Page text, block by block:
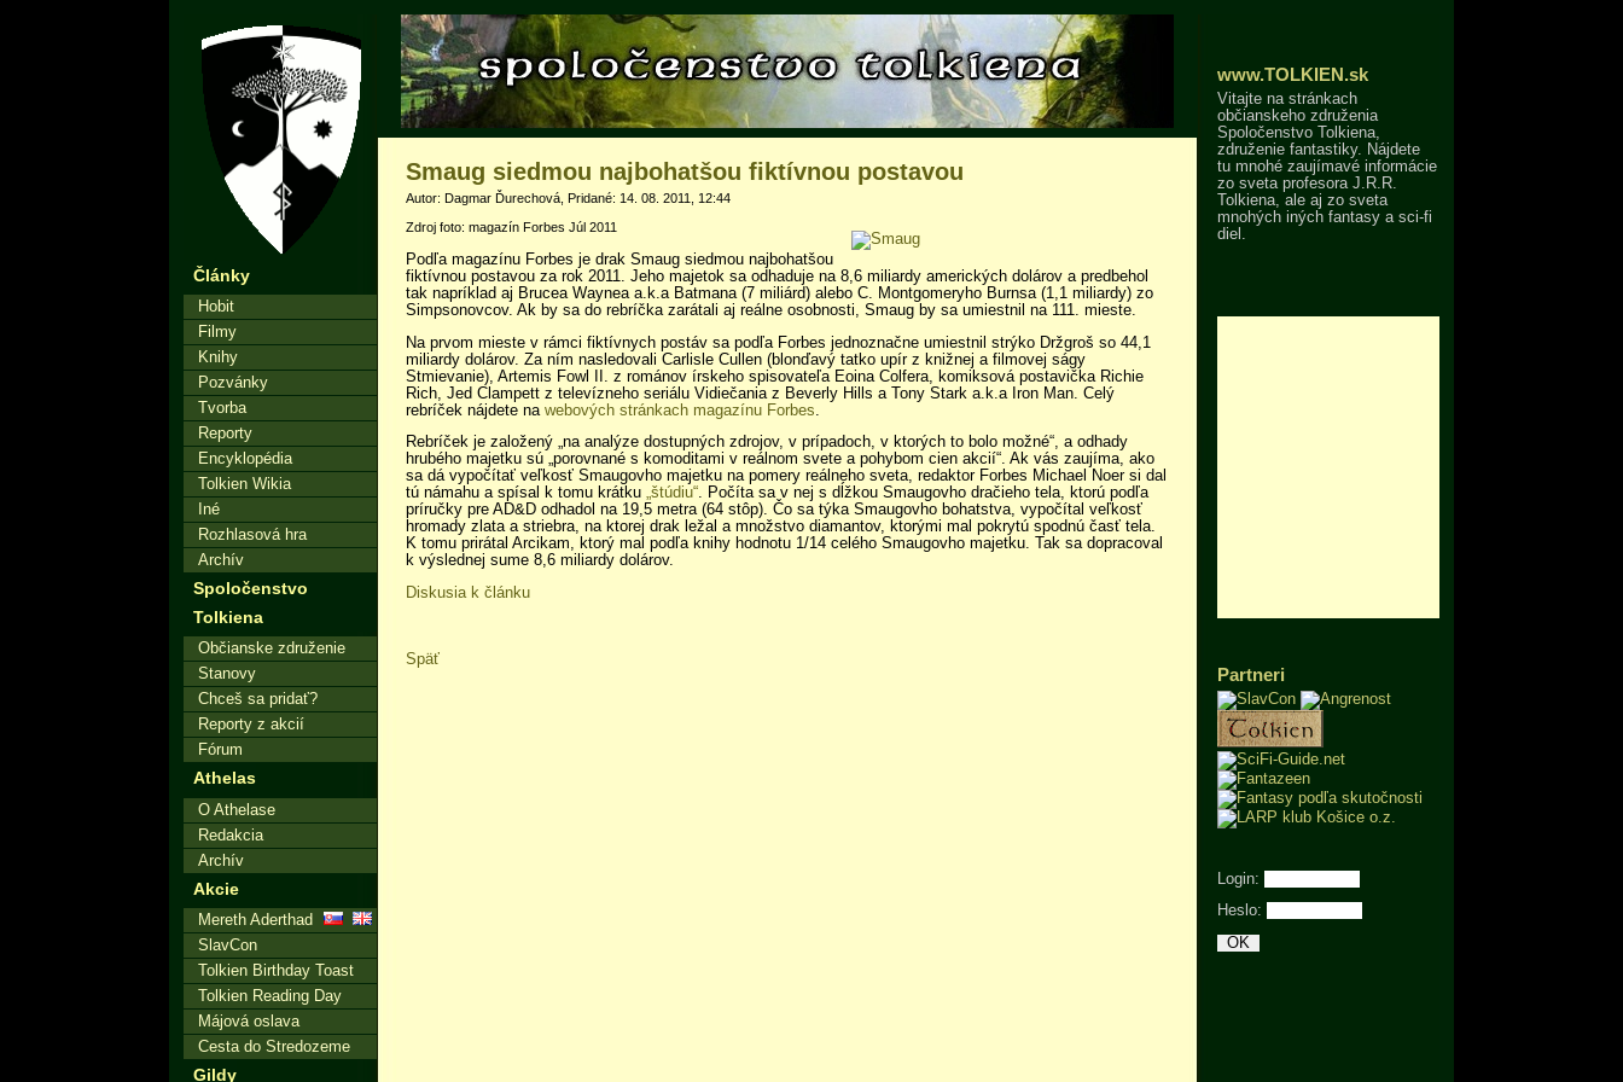
Články
Hobit
Filmy
Knihy
Pozvánky
Tvorba
Reporty
Encyklopédia
Tolkien Wikia
Iné
Rozhlasová hra
Archív
Spoločenstvo
Tolkiena
Občianske združenie
Stanovy
Chceš sa pridať?
Reporty z akcií
Fórum
Athelas
O Athelase
Redakcia
Archív
Akcie
Mereth Aderthad
SlavCon
Tolkien Birthday Toast
Tolkien Reading Day
Májová oslava
Cesta do Stredozeme
Gildy
Smaug siedmou najbohatšou fiktívnou postavou
Autor: Dagmar Ďurechová, Pridané: 14. 08. 2011, 12:44
Zdroj foto: magazín Forbes Júl 2011
Podľa magazínu Forbes je drak Smaug siedmou najbohatšou
fiktívnou postavou za rok 2011. Jeho majetok sa odhaduje na 8,6 miliardy amerických dolárov a predbehol
tak napríklad aj Brucea Waynea a.k.a Batmana (7 miliárd) alebo C. Montgomeryho Burnsa (1,1 miliardy) zo
Simpsonovcov. Ak by sa do rebríčka zarátali aj reálne osobnosti, Smaug by sa umiestnil na 111. mieste.
Na prvom mieste v rámci fiktívnych postáv sa podľa Forbes jednoznačne umiestnil strýko Držgroš so 44,1
miliardy dolárov. Za ním nasledovali Carlisle Cullen (blonďavý tatko upír z knižnej a filmovej ságy
Stmievanie), Artemis Fowl II. z románov írskeho spisovateľa Eoina Colfera, komiksová postavička Richie
Rich, Jed Clampett z televízneho seriálu Vidiečania z Beverly Hills a Tony Stark a.k.a Iron Man. Celý
rebríček nájdete na webových stránkach magazínu Forbes.
Rebríček je založený „na analýze dostupných zdrojov, v prípadoch, v ktorých to bolo možné“, a odhady
hrubého majetku sú „porovnané s komoditami v reálnom svete a pohybom cien akcií“. Ak vás zaujíma, ako
sa dá vypočítať veľkosť Smaugovho majetku na pomery reálneho sveta, redaktor Forbes Michael Noer si dal
tú námahu a spísal k tomu krátku „štúdiu“. Počíta sa v nej s dĺžkou Smaugovho dračieho tela, ktorú podľa
príručky pre AD&D odhadol na 19,5 metra (64 stôp). Čo sa týka Smaugovho bohatstva, vypočítal veľkosť
hromady zlata a striebra, na ktorej drak ležal a množstvo diamantov, ktorými mal pokrytú spodnú časť tela.
K tomu prirátal Arcikam, ktorý mal podľa knihy hodnotu 1/14 celého Smaugovho majetku. Tak sa dopracoval
k výslednej sume 8,6 miliardy dolárov.
Diskusia k článku
Späť
www.TOLKIEN.sk
Vitajte na stránkach
občianskeho združenia
Spoločenstvo Tolkiena,
združenie fantastiky. Nájdete
tu mnohé zaujímavé informácie
zo sveta profesora J.R.R.
Tolkiena, ale aj zo sveta
mnohých iných fantasy a sci-fi
diel.
Partneri
Login:
Heslo: